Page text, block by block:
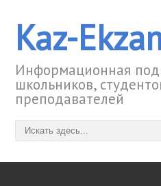
Kaz-
Информационная
школьников,
преподавателей